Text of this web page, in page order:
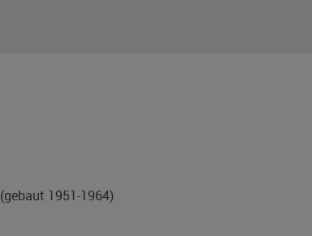
(gebaut 1951-1964)